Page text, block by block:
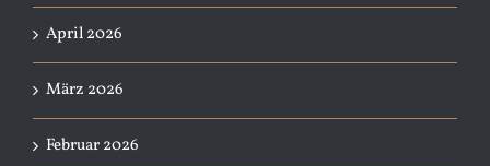
April 2026
März 2026
Februar 2026